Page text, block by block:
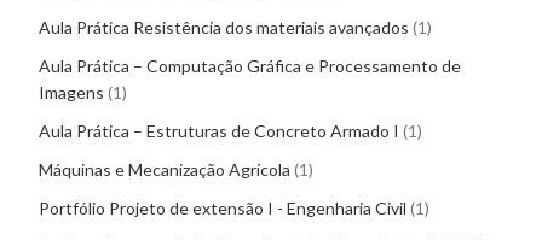
Aula Prática Resistência dos materiais avançados 1
Aula Prática – Computação Gráfica e Processamento de
Imagens 1
Aula Prática – Estruturas de Concreto Armado I 1
Máquinas e Mecanização Agrícola 1
Portfólio Projeto de extensão I - Engenharia Civil 1